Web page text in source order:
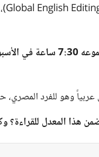
يقضى 7 ساعات أسبوعياً في القراءة، فهذا يعني أنه
هذا المعدل للقراءة؟